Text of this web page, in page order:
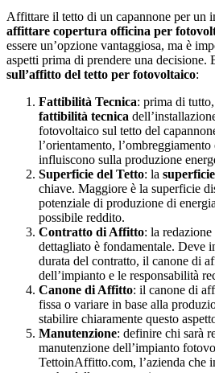
Affittare il tetto di un capannone per un
affittare copertura officina per
essere un’opzione vantaggiosa, ma è
aspetti prima di prendere una decisione.
sull’affitto del tetto per fotovoltaico:
Fattibilità Tecnica: prima di
fattibilità tecnica
fotovoltaico sul tetto del
l’orientamento,
influiscono sulla produzione
Superficie del Tetto: la
chiave. Maggiore è la superficie
potenziale di produzione di
possibile reddito.
Contratto di Affitto: la
dettagliato è fondamentale. Deve
durata del contratto, il canone di
dell’impianto e le responsabilità
Canone di Affitto: il canone di
fissa o variare in base alla
stabilire chiaramente questo
Manutenzione: definire chi sarà
manutenzione dell’impianto
TettoinAffitto.com, l’azienda che